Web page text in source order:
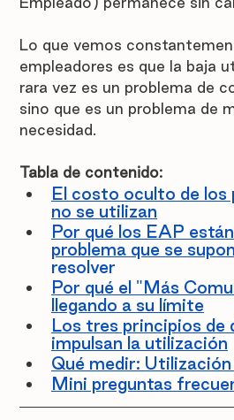
Lo que vemos
empleadores es que la baja
rara vez es un problema de
sino que es un problema de
necesidad.
Tabla de contenido:
El costo oculto de los
no se utilizan
Por qué los EAP
problema que se
resolver
Por qué el "Más
llegando a su límite
Los tres principios de
impulsan la utilización
Qué medir:
Mini preguntas